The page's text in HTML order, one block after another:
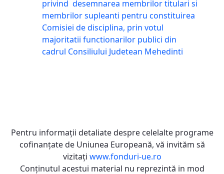
privind desemnarea membrilor titulari si
membrilor supleanti pentru constituirea
Comisiei de disciplina, prin votul
majoritatii functionarilor publici din
cadrul Consiliului Judetean Mehedinti
Pentru informaţii detaliate despre celelalte programe
cofinanţate de Uniunea Europeană, vă invităm să
vizitaţi www.fonduri-ue.ro
Conţinutul acestui material nu reprezintă in mod